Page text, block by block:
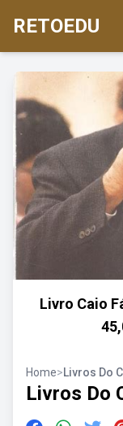
RETOEDU
Livro Caio
Home>Livros Do
Livros Do